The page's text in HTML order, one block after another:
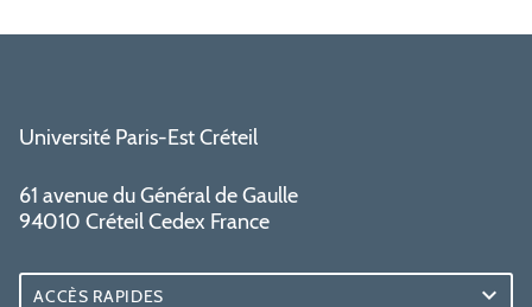
Université Paris-Est Créteil
61 avenue du Général de Gaulle
94010 Créteil Cedex France
ACCÈS RAPIDES